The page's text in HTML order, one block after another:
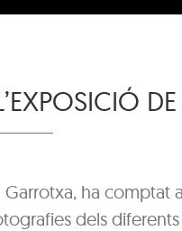
ha comptat
dels